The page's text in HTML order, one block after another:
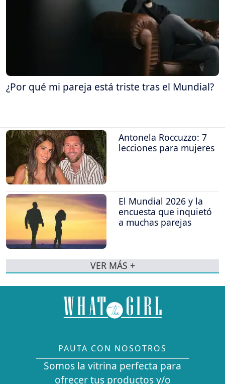
¿Por qué mi pareja está triste tras el Mundial?
Antonela Roccuzzo: 7
lecciones para mujeres
El Mundial 2026 y la
encuesta que inquietó
a muchas parejas
VER MÁS +
PAUTA CON NOSOTROS
Somos la vitrina perfecta para
ofrecer tus productos y/o